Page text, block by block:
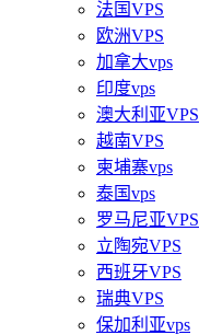
法国VPS
欧洲VPS
加拿大vps
印度vps
澳大利亚VPS
越南VPS
柬埔寨vps
泰国vps
罗马尼亚VPS
立陶宛VPS
西班牙VPS
瑞典VPS
保加利亚vps